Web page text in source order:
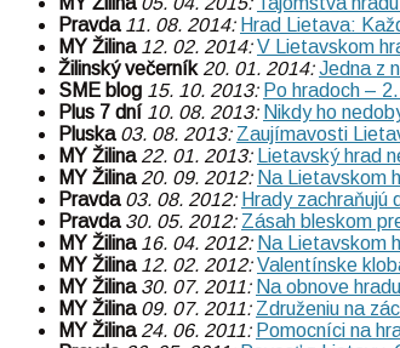
Pravda 11. 08. 2014: Hrad Lietava:
MY Žilina 12. 02. 2014:V Lietavskom
Žilinský večerník20. 01. 2014: Jedna z
SME blog 15. 10. 2013: Po hradoch –
Plus 7 dní 10. 08. 2013: Nikdy ho
Pluska 03. 08. 2013: Zaujímavosti
MY Žilina 22. 01. 2013:
Lietavský hrad
MY Žilina 20. 09. 2012: Na Lietavskom
Pravda 03. 08. 2012: Hrady zachraňujú
Pravda30. 05. 2012: Zásah bleskom
MY Žilina16. 04. 2012: Na Lietavskom
MY Žilina12. 02. 2012: Valentínske
MY Žilina30. 07. 2011: Na obnove
MY Žilina09. 07. 2011: Združeniu na
MY Žilina24. 06. 2011: Pomocníci na